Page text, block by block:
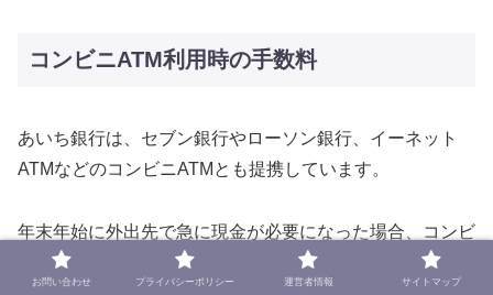
コンビニATM利用時の手数料
あいち銀行は、セブン銀行やローソン銀行、イーネット
ATMなどのコンビニATMとも提携しています。
年末年始に外出先で急に現金が必要になった場合、コンビ
ニATMがあると本当に便利ですよね。
お問い合わせ プライバシーポリシー 運営者情報 サイトマップ